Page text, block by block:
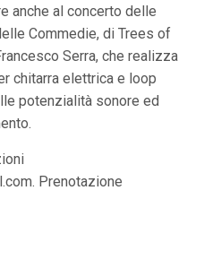
anche al concerto delle
Commedie, di Trees of
Serra, che realizza
chitarra elettrica e loop
potenzialità sonore ed
. Prenotazione